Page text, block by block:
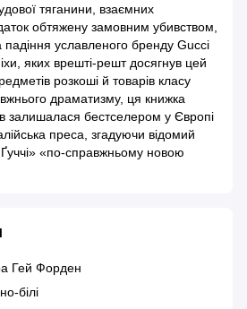
тяганини, взаємних
обтяжену замовним убивством,
падіння уславленого бренду Gucci
яких врешті-решт досягнув цей
розкоші й товарів класу
драматизму, ця книжка
залишалася бестселером у Європі
преса, згадуючи відомий
«по-справжньому новою
Гей Форден
білі